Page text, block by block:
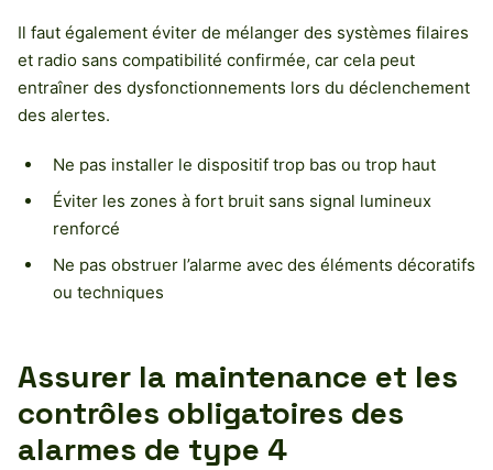
Il faut également éviter de mélanger des systèmes filaires
et radio sans compatibilité confirmée, car cela peut
entraîner des dysfonctionnements lors du déclenchement
des alertes.
Ne pas installer le dispositif trop bas ou trop haut
Éviter les zones à fort bruit sans signal lumineux
renforcé
Ne pas obstruer l’alarme avec des éléments décoratifs
ou techniques
Assurer la maintenance et les
contrôles obligatoires des
alarmes de type 4